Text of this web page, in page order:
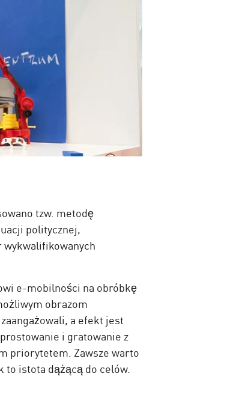
tzw. metodę
politycznej,
wykwalifikowanych
e-mobilności na obróbkę
obrazom
a efekt jest
i gratowanie z
priorytetem. Zawsze warto
to istota dążącą do celów.